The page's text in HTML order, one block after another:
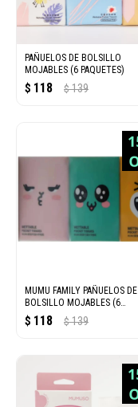
PAÑUELOS DE BOLSILLO
MOJABLES (6 PAQUETES)
$ 118 $ 139
MUMU FAMILY PAÑUELOS DE
BOLSILLO MOJABLES (6
PAQUETES)
$ 118 $ 139